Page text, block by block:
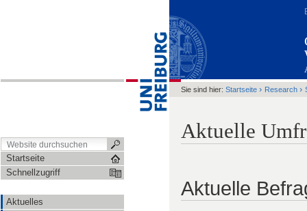
Startseite
Schnellzugriff
Aktuelles
Sie sind hier: Startseite › Research ›
Aktuelle
Aktuelle